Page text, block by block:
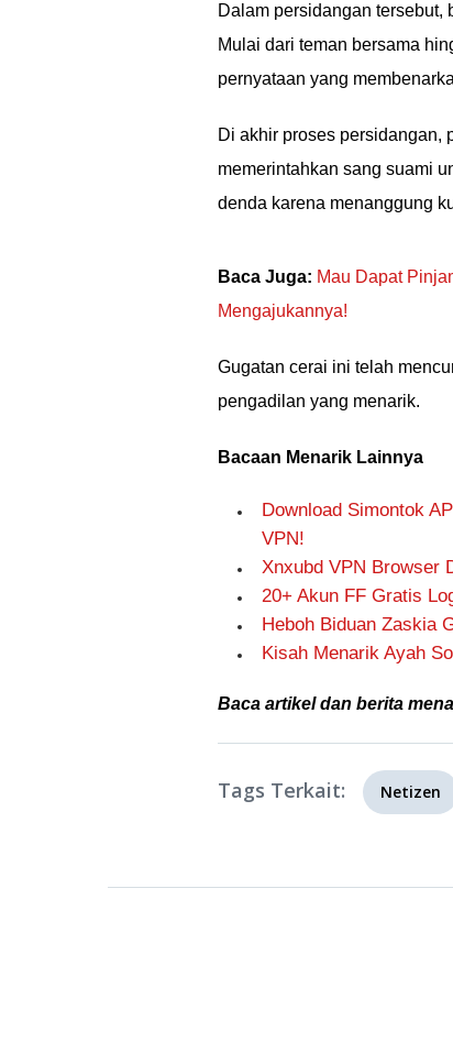
Dalam persidangan tersebut,
Mulai dari teman bersama
pernyataan yang
Di akhir proses persidangan,
memerintahkan sang suami
denda karena menanggung
Baca Juga: Mau Dapat
Mengajukannya!
Gugatan cerai ini telah
pengadilan yang menarik.
Bacaan Menarik Lainnya
Download Simontok
VPN!
Xnxubd VPN Browser
20+ Akun FF Gratis
Heboh Biduan Zaskia
Kisah Menarik Ayah
Baca artikel dan berita
Tags Terkait: Netizen